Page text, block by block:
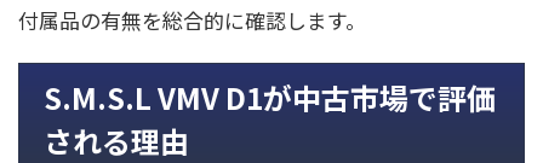
付属品の有無を総合的に確認します。
S.M.S.L VMV D1が中古市場で評価
される理由